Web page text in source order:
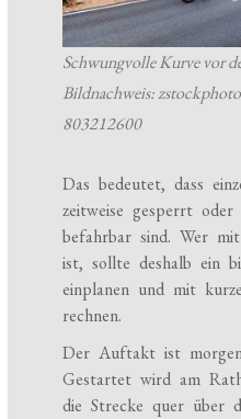
Schwungvolle Kurve vor
Bildnachweis:
803212600
Das bedeutet, dass
zeitweise gesperrt
befahrbar sind. Wer
ist, sollte deshalb ein
einplanen und mit
rechnen.
Der Auftakt ist
Gestartet wird am
die Strecke quer über